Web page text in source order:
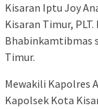
Kisaran Iptu Joy
Kisaran Timur,
Bhabinkamtibmas
Timur.
Mewakili Kapolres
Kapolsek Kota